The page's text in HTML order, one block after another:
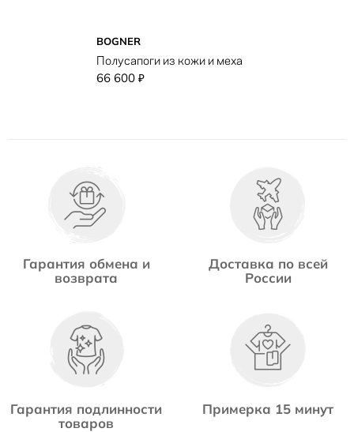
BOGNER
Полусапоги из кожи и меха
66 600 ₽
Гарантия обмена и
возврата
Доставка по всей
России
Гарантия подлинности
товаров
Примерка 15 минут